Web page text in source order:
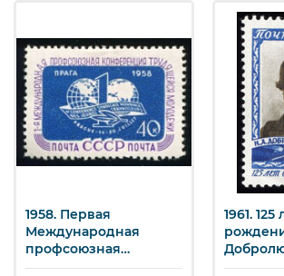
40 к.
Квартблок
Арт.
ssr1794Kv_4.
1958. Первая
Международная
профсоюзная
конференция
1961.